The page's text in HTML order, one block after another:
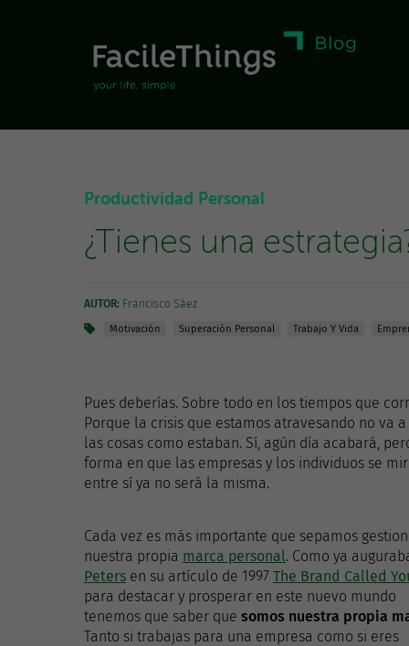
Productividad Personal
¿Tienes una
AUTOR: Francisco Sáez
Motivación Superación Personal Trabajo Y Vida
Pues deberías. Sobre todo en los tiempos que
Porque la crisis que estamos atravesando no va
las cosas como estaban. Sí, agún día acabará,
forma en que las empresas y los individuos se
entre sí ya no será la misma.
Cada vez es más importante que sepamos
nuestra propia marca personal. Como ya
Peters en su artículo de 1997 The Brand Called
para destacar y prosperar en este nuevo mundo
tenemos que saber que somos nuestra propia
Tanto si trabajas para una empresa como si eres